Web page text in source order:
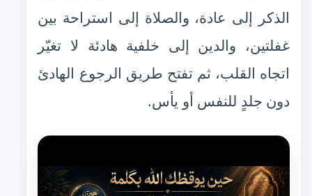
الذكر إلى عادة، والصلاة إلى استراحة بين
غفلتين، والدين إلى خلفية هادئة لا تغيّر
اتجاه القلب، ثم تفتح طريق الرجوع الهادئ
دون جلدٍ للنفس أو يأس.